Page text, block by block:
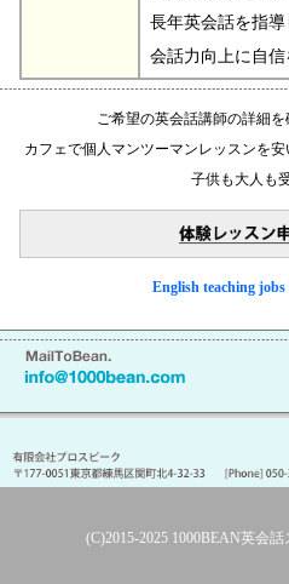
長年英会話を指
会話力向上に自信
ご希望の英会話講師の詳細を
カフェで個人マンツーマンレッスンを
子供も大人も
English teaching
(C)2015-2025 1000BEAN英会